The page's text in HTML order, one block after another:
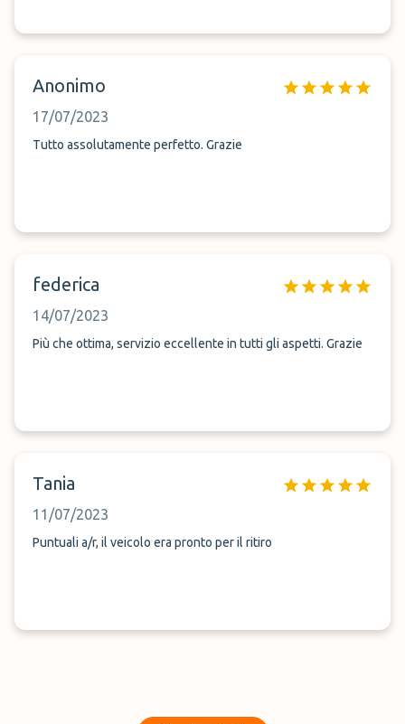
Anonimo
17/07/2023
Tutto assolutamente perfetto. Grazie
federica
14/07/2023
Più che ottima, servizio eccellente in tutti gli aspetti. Grazie
Tania
11/07/2023
Puntuali a/r, il veicolo era pronto per il ritiro